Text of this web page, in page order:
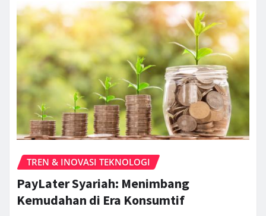
TREN & INOVASI TEKNOLOGI
PayLater Syariah: Menimbang
Kemudahan di Era Konsumtif